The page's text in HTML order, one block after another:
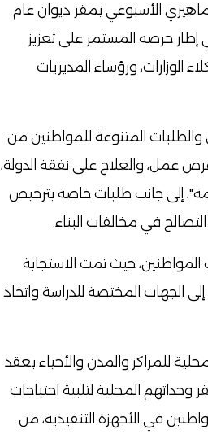
الأسبوعي بمقر ديوان عام
إطار حرصه المستمر على تعزيز
الوزارات، ورؤساء المديريات
المتنوعة للمواطنين من
عمل، والعلاج على نفقة الدولة،
إلى جانب طلبات خاصة بترخيص
في مخالفات البناء.
حيث تمت الاستجابة
الجهات المختصة للدراسة واتخاذ
للمراكز والمدن والأحياء بعقد
المحلية لتلبية احتياجات
في الأجهزة التنفيذية، من